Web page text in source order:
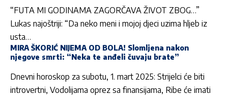
“FUTA MI GODINAMA ZAGORČAVA ŽIVOT ZBOG…”
Lukas najoštriji: “Da neko meni i mojoj djeci uzima hljeb iz
usta…
MIRA ŠKORIĆ NIJEMA OD BOLA! Slomljena nakon
njegove smrti: “Neka te anđeli čuvaju brate”
Dnevni horoskop za subotu, 1. mart 2025: Strijelci će biti
introvertni, Vodolijama oprez sa finansijama, Ribe će imati